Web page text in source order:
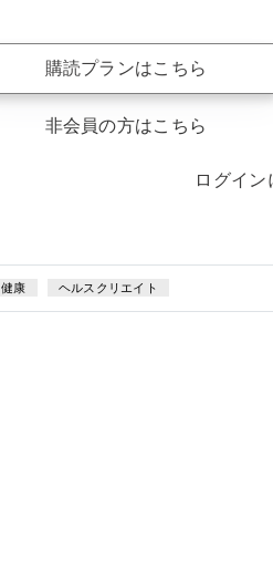
購読プランはこちら
非会員の方はこちら
ログイ
健康 ヘルスクリエイト